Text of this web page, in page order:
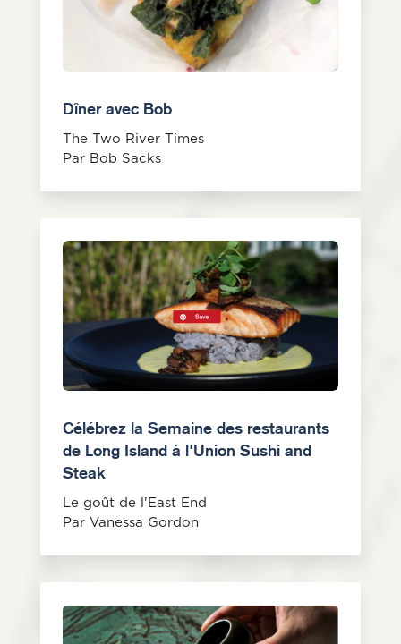
Dîner avec Bob
The Two River Times
Par Bob Sacks
Célébrez la Semaine des restaurants
de Long Island à l'Union Sushi and
Steak
Le goût de l'East End
Par Vanessa Gordon